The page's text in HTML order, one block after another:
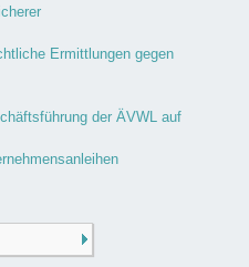
Ermittlungen gegen
der ÄVWL auf